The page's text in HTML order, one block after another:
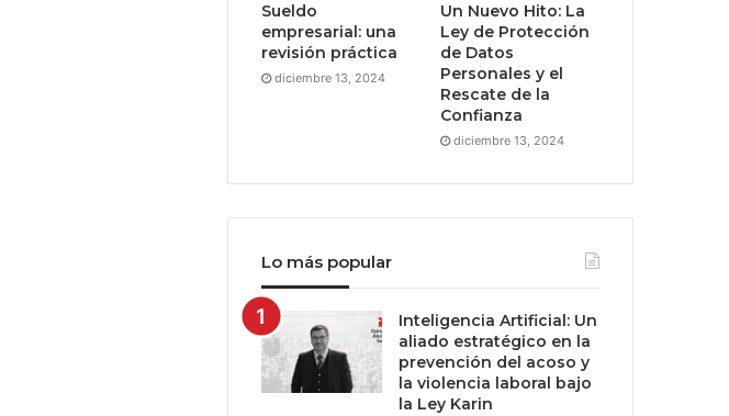
Sueldo
empresarial: una
revisión práctica
diciembre 13, 2024
Un Nuevo Hito: La
Ley de Protección
de Datos
Personales y el
Rescate de la
Confianza
diciembre 13, 2024
Lo más popular
Inteligencia Artificial: Un
aliado estratégico en la
prevención del acoso y
la violencia laboral bajo
la Ley Karin